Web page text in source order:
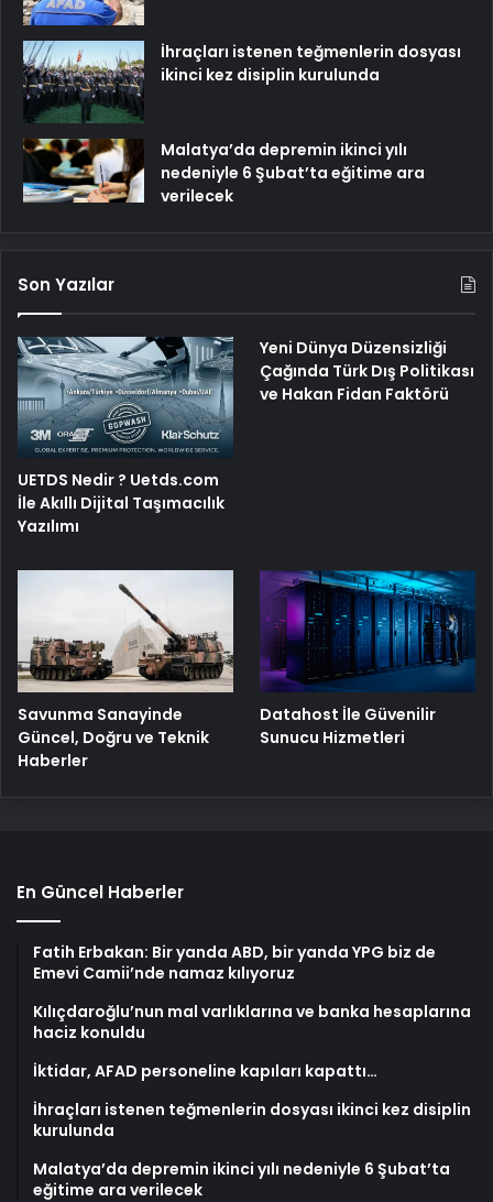
İhraçları istenen teğmenlerin dosyası
ikinci kez disiplin kurulunda
Malatya’da depremin ikinci yılı
nedeniyle 6 Şubat’ta eğitime ara
verilecek
Son Yazılar
UETDS Nedir ? Uetds.com
İle Akıllı Dijital Taşımacılık
Yazılımı
Yeni Dünya Düzensizliği
Çağında Türk Dış Politikası
ve Hakan Fidan Faktörü
Savunma Sanayinde
Güncel, Doğru ve Teknik
Haberler
Datahost İle Güvenilir
Sunucu Hizmetleri
En Güncel Haberler
Fatih Erbakan: Bir yanda ABD, bir yanda YPG biz de
Emevi Camii’nde namaz kılıyoruz
Kılıçdaroğlu’nun mal varlıklarına ve banka hesaplarına
haciz konuldu
İktidar, AFAD personeline kapıları kapattı…
İhraçları istenen teğmenlerin dosyası ikinci kez disiplin
kurulunda
Malatya’da depremin ikinci yılı nedeniyle 6 Şubat’ta
eğitime ara verilecek